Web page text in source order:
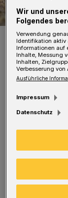
Die Blauflügelige
Foto: Benny Trapp
I m
Gemeinsam
Teilnehmer
Steinbruchs
den
Wir und
Folgendes
Verwendung
Identifikation
Informationen auf
Inhalte, Messung
Inhalten,
Verbesserung von
Ausführliche
Impressum
Datenschutz